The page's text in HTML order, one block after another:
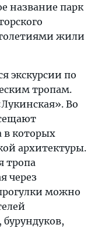
название парк
жили
экскурсии по
тропам.
Во
в которых
архитектуры.
тропа
через
можно